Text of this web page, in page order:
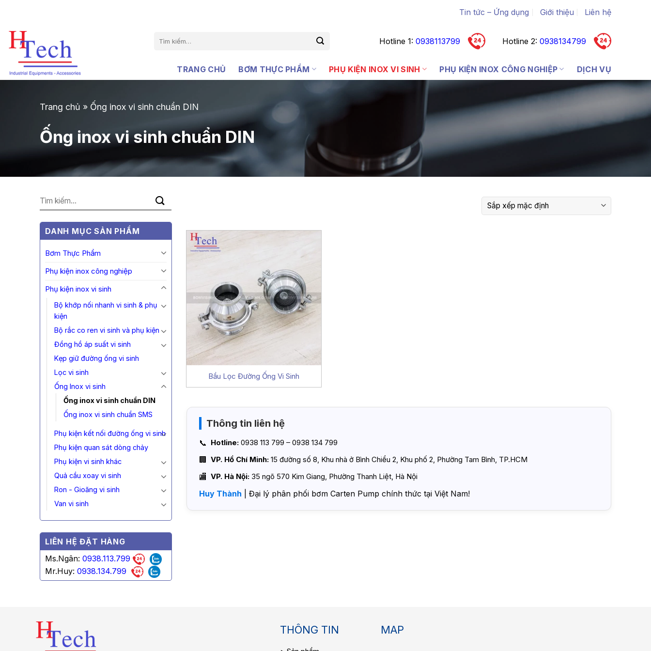
nội
dung
Tin tức – Ứng dụng Giới thiệu Liên hệ
kiếm:
Hotline 1:0938113799 Hotline 2: 0938134799
TRANG CHỦ BƠM THỰC PHẨM PHỤ KIỆN INOX VI SINH PHỤ KIỆN INOX CÔNG NGHIỆP DỊCH VỤ
Trang chủ » Ống inox vi sinh chuẩn DIN
Ống inox vi sinh chuẩn DIN
Tìm
DANH MỤC SẢN PHẨM
Bơm Thực Phẩm
Phụ kiện inox công nghiệp
Phụ kiện inox vi sinh
Bộ khớp nối nhanh vi sinh & phụ
kiện
Bộ rắc co ren vi sinh và phụ kiện
Đồng hồ áp suất vi sinh
Kẹp giữ đường ống vi sinh
Lọc vi sinh
Ống Inox vi sinh
Ống inox vi sinh chuẩn DIN
Ống inox vi sinh chuẩn SMS
Phụ kiện kết nối đường ống vi sinh
Phụ kiện quan sát dòng chảy
Phụ kiện vi sinh khác
Quả cầu xoay vi sinh
Ron - Gioăng vi sinh
Van vi sinh
LIÊN HỆ ĐẶT HÀNG
Ms.Ngân: 0938.113.799
Mr.Huy: 0938.134.799
Bầu Lọc Đường Ống Vi Sinh
Thông tin liên hệ
Hotline:0938 113 799 – 0938 134 799
VP. Hồ Chí Minh:15 đường số 8, Khu nhà ở Bình Chiểu 2, Khu phố 2, Phường Tam Bình, TP.HCM
VP. Hà Nội:35 ngõ 570 Kim Giang, Phường Thanh Liệt, Hà Nội
Huy Thành | Đại lý phân phối bơm Carten Pump chính thức tại Việt Nam!
THÔNG TIN MAP